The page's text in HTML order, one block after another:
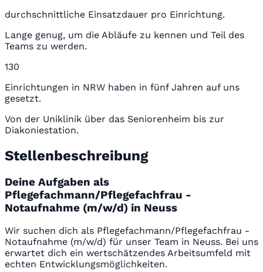
durchschnittliche Einsatzdauer pro Einrichtung.
Lange genug, um die Abläufe zu kennen und Teil des
Teams zu werden.
130
Einrichtungen in NRW haben in fünf Jahren auf uns
gesetzt.
Von der Uniklinik über das Seniorenheim bis zur
Diakoniestation.
Stellenbeschreibung
Deine Aufgaben als
Pflegefachmann/Pflegefachfrau -
Notaufnahme (m/w/d) in Neuss
Wir suchen dich als Pflegefachmann/Pflegefachfrau -
Notaufnahme (m/w/d) für unser Team in Neuss. Bei uns
erwartet dich ein wertschätzendes Arbeitsumfeld mit
echten Entwicklungsmöglichkeiten.